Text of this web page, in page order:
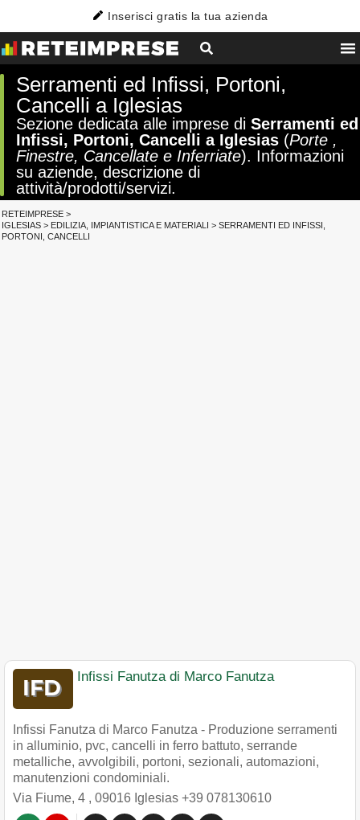
Inserisci gratis la tua azienda
Serramenti ed Infissi, Portoni,
Cancelli a Iglesias
Sezione dedicata alle imprese di Serramenti ed
Infissi, Portoni, Cancelli a Iglesias (Porte ,
Finestre, Cancellate e Inferriate). Informazioni
su aziende, descrizione di
attività/prodotti/servizi.
RETEIMPRESE >
IGLESIAS > EDILIZIA, IMPIANTISTICA E MATERIALI > SERRAMENTI ED INFISSI,
PORTONI, CANCELLI
Infissi Fanutza di Marco Fanutza
Infissi Fanutza di Marco Fanutza - Produzione serramenti
in alluminio, pvc, cancelli in ferro battuto, serrande
metalliche, avvolgibili, portoni, sezionali, automazioni,
manutenzioni condominiali.
Via Fiume, 4 , 09016 Iglesias +39 078130610